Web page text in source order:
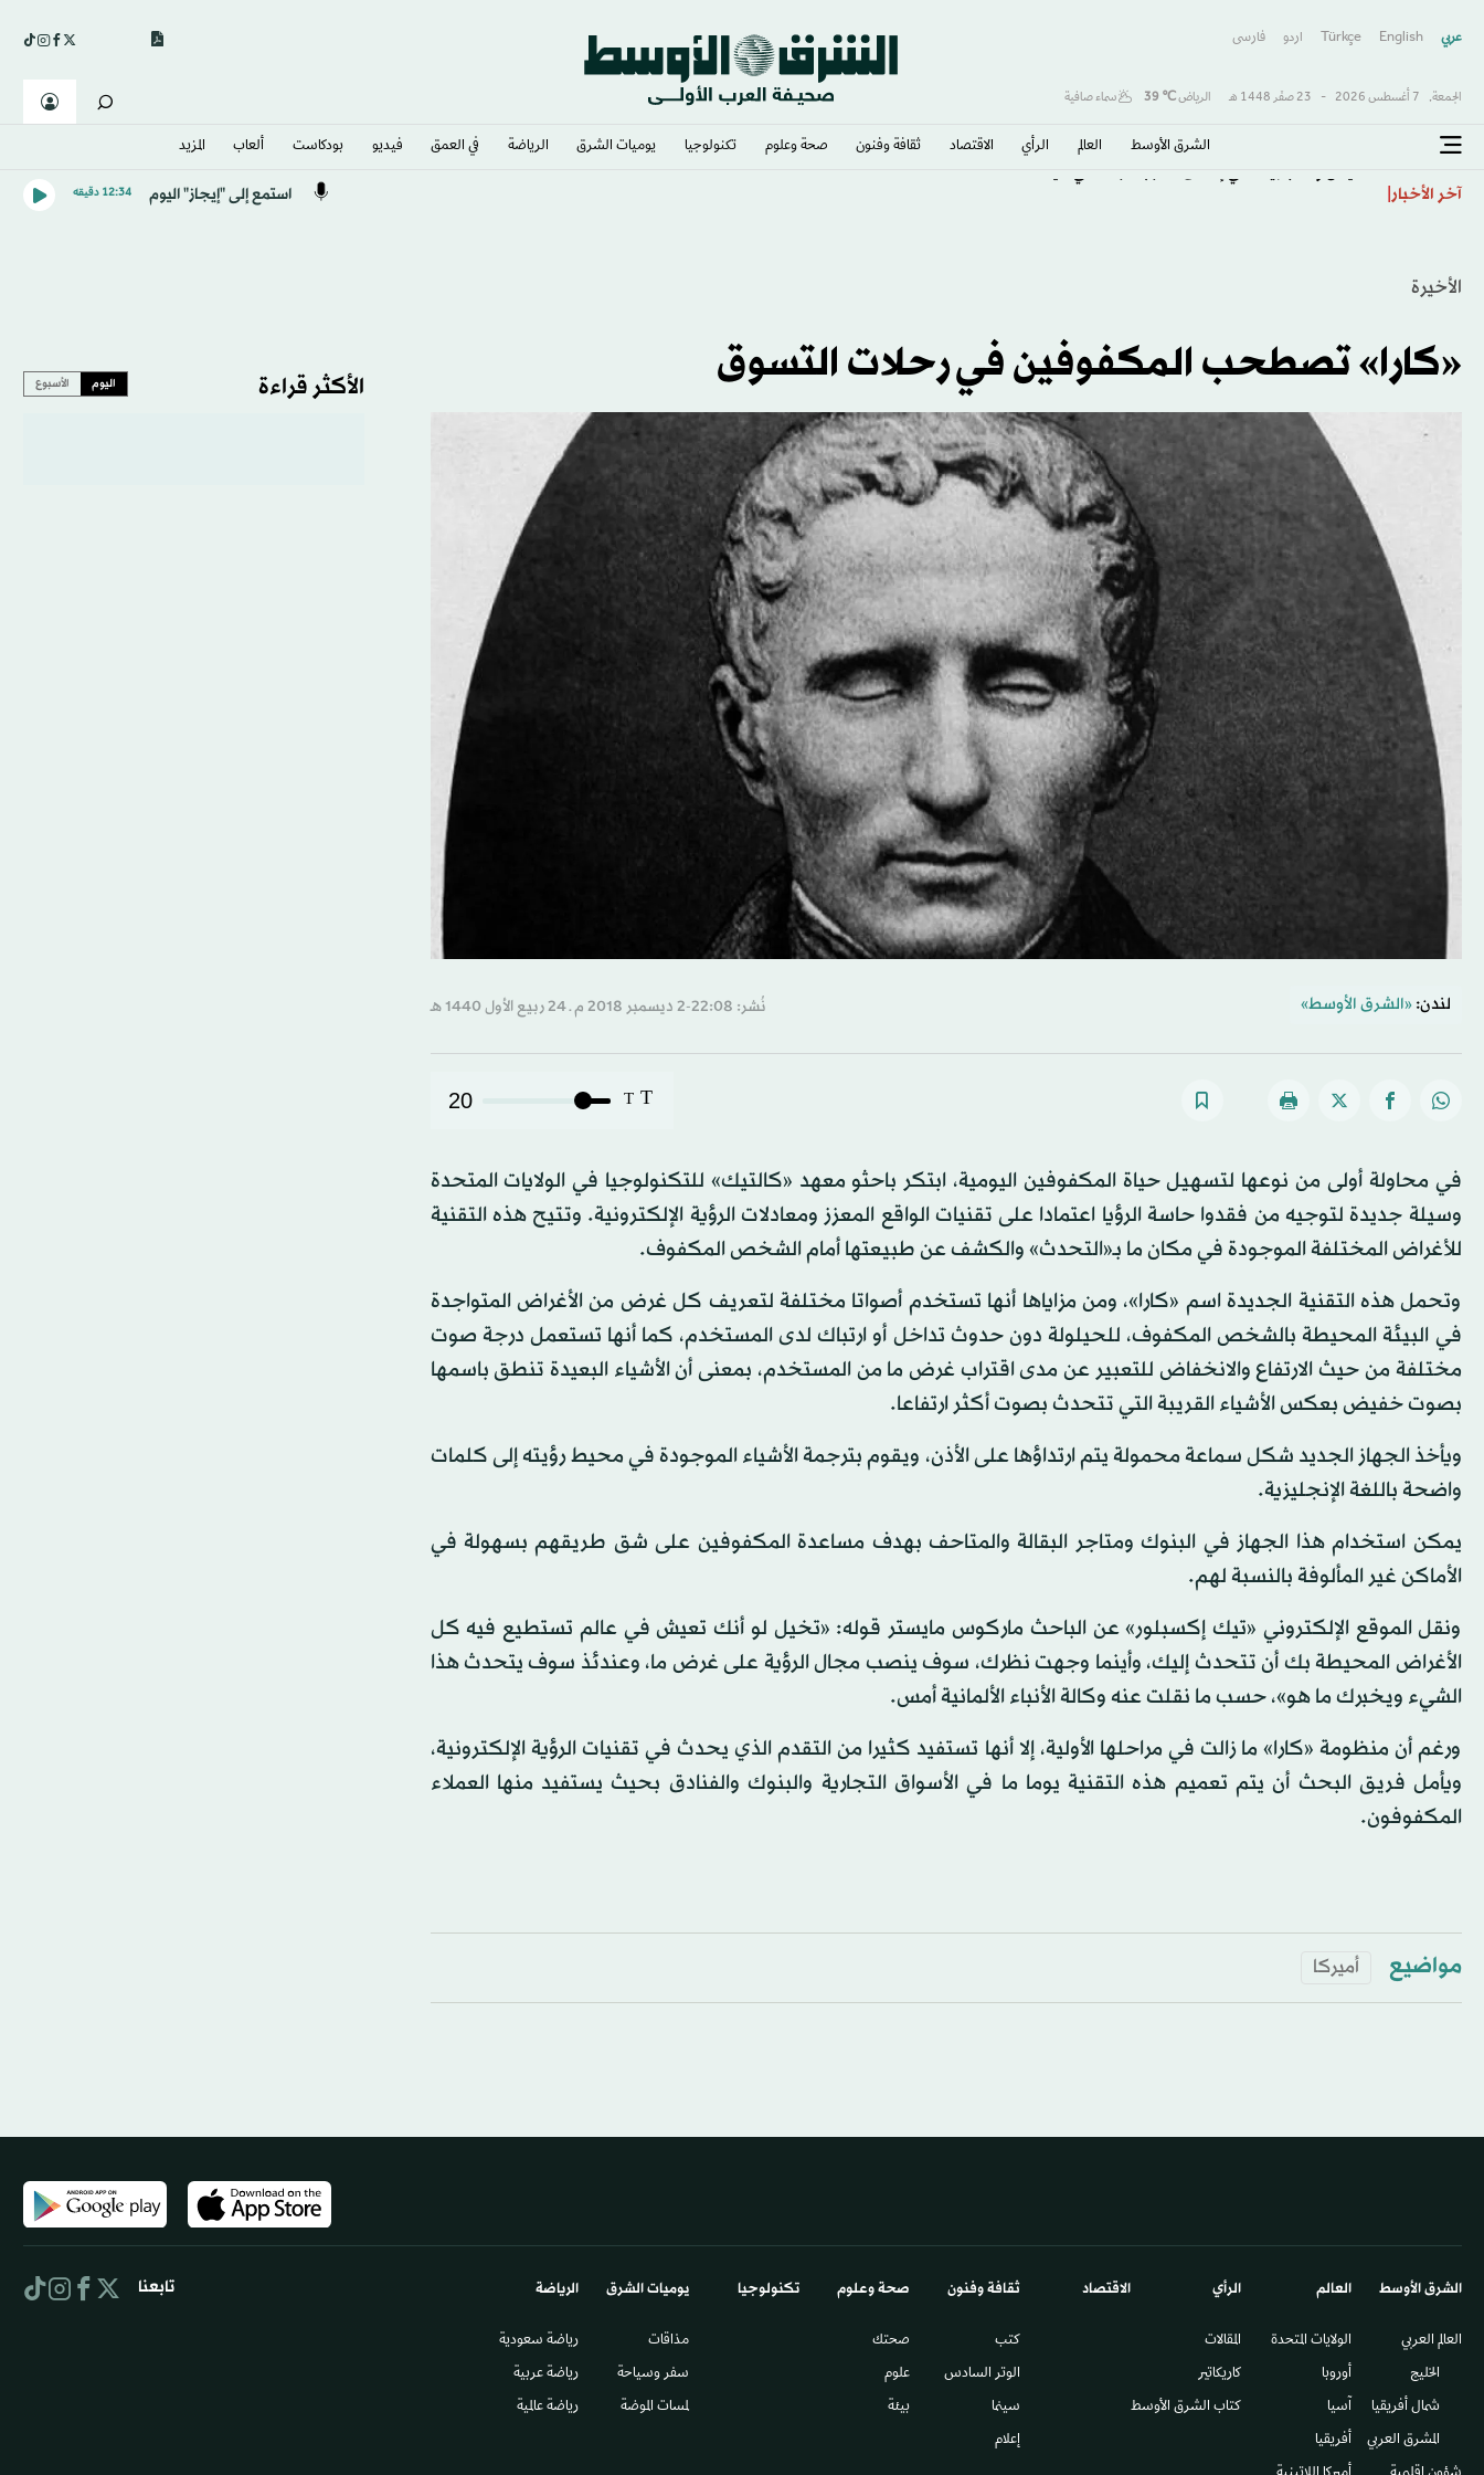
عربي English
Türkçe اردو فارسى
الجمعة, 7 أغسطس 2026 - 23 صفَر 1448 هـ الرياض℃
39 سماء صافية
الشرق الأوسط​ العالم الرأي الاقتصاد ثقافة وفنون صحة وعلوم تكنولوجيا يوميات الشرق​ الرياضة في العمق فيديو بودكاست ألعاب المزيد
آخر الأخبار استمع إلى "إيجاز" اليوم 12:34 دقيقه
الأخيرة
«كارا» تصطحب المكفوفين في رحلات التسوق
لندن: «الشرق الأوسط» نُشر: 22:08-2 ديسمبر 2018 م ـ 24 ربيع الأول 1440 هـ
T
T
20
في محاولة أولى من نوعها لتسهيل حياة المكفوفين اليومية، ابتكر باحثو معهد «كالتيك» للتكنولوجيا في الولايات المتحدة
وسيلة جديدة لتوجيه من فقدوا حاسة الرؤيا اعتمادا على تقنيات الواقع المعزز ومعادلات الرؤية الإلكترونية. وتتيح هذه التقنية
للأغراض المختلفة الموجودة في مكان ما بـ«التحدث» والكشف عن طبيعتها أمام الشخص المكفوف.
وتحمل هذه التقنية الجديدة اسم «كارا»، ومن مزاياها أنها تستخدم أصواتا مختلفة لتعريف كل غرض من الأغراض المتواجدة
في البيئة المحيطة بالشخص المكفوف، للحيلولة دون حدوث تداخل أو ارتباك لدى المستخدم، كما أنها تستعمل درجة صوت
مختلفة من حيث الارتفاع والانخفاض للتعبير عن مدى اقتراب غرض ما من المستخدم، بمعنى أن الأشياء البعيدة تنطق باسمها
بصوت خفيض بعكس الأشياء القريبة التي تتحدث بصوت أكثر ارتفاعا.
ويأخذ الجهاز الجديد شكل سماعة محمولة يتم ارتداؤها على الأذن، ويقوم بترجمة الأشياء الموجودة في محيط رؤيته إلى كلمات
واضحة باللغة الإنجليزية.
يمكن استخدام هذا الجهاز في البنوك ومتاجر البقالة والمتاحف بهدف مساعدة المكفوفين على شق طريقهم بسهولة في
الأماكن غير المألوفة بالنسبة لهم.
ونقل الموقع الإلكتروني «تيك إكسبلور» عن الباحث ماركوس مايستر قوله: «تخيل لو أنك تعيش في عالم تستطيع فيه كل
الأغراض المحيطة بك أن تتحدث إليك، وأينما وجهت نظرك، سوف ينصب مجال الرؤية على غرض ما، وعندئذ سوف يتحدث هذا
الشيء ويخبرك ما هو»، حسب ما نقلت عنه وكالة الأنباء الألمانية أمس.
ورغم أن منظومة «كارا» ما زالت في مراحلها الأولية، إلا أنها تستفيد كثيرا من التقدم الذي يحدث في تقنيات الرؤية الإلكترونية،
ويأمل فريق البحث أن يتم تعميم هذه التقنية يوما ما في الأسواق التجارية والبنوك والفنادق بحيث يستفيد منها العملاء
المكفوفون.
مواضيع أميركا
الأكثر قراءة اليوم الأسبوع
الشرق الأوسط​
العالم العربي
الخليج
شمال أفريقيا
المشرق العربي
العالم
الولايات المتحدة
أوروبا
آسيا
أفريقيا
الرأي
المقالات
كاريكاتير
كتاب الشرق الأوسط
الاقتصاد ثقافة وفنون
كتب
الوتر السادس​
سينما
إعلام
صحة وعلوم
صحتك
علوم
بيئة
تكنولوجيا يوميات الشرق​
مذاقات
سفر وسياحة
لمسات الموضة
الرياضة
رياضة سعودية
رياضة عربية
رياضة عالمية
تابعنا